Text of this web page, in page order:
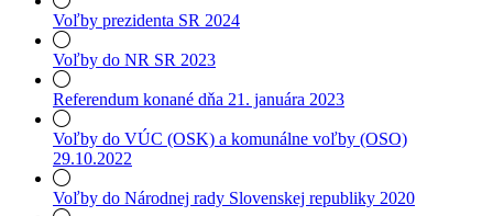
Voľby prezidenta SR 2024
Voľby do NR SR 2023
Referendum konané dňa 21. januára 2023
Voľby do VÚC (OSK) a komunálne voľby (OSO)
29.10.2022
Voľby do Národnej rady Slovenskej republiky 2020